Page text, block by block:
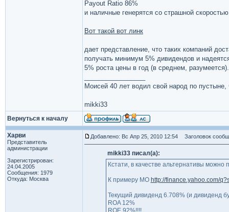
Payout Ratio 86%
и наличные генерятся со страшной
Вот такой вот линк
дает представление, что таких компаний
получать минимум 5% дивидендов и
5% роста цены в год (в среднем, разумеется).
Моисей 40 лет водил свой народ по
mikki33
Вернуться к началу
Харви
Представитель
администрации
Зарегистрирован:
24.04.2005
Сообщения: 1979
Откуда: Москва
Добавлено: Вс Апр 25, 2010 12:54 Заголовок
mikki33 писал(а):
Кстати, в качестве альтернативы
К примеру MO http://finance.yahoo.com/
Текущий дивиденд 6.708% (и дивиденд
ROA 12%
ROE 92%!!!!